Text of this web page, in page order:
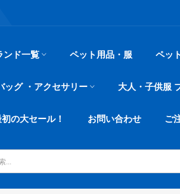
ンド一覧 ペット用品・服 ペッ
ッグ ・アクセサリー 大人・子供服
の大セール！ お問い合わせ ご